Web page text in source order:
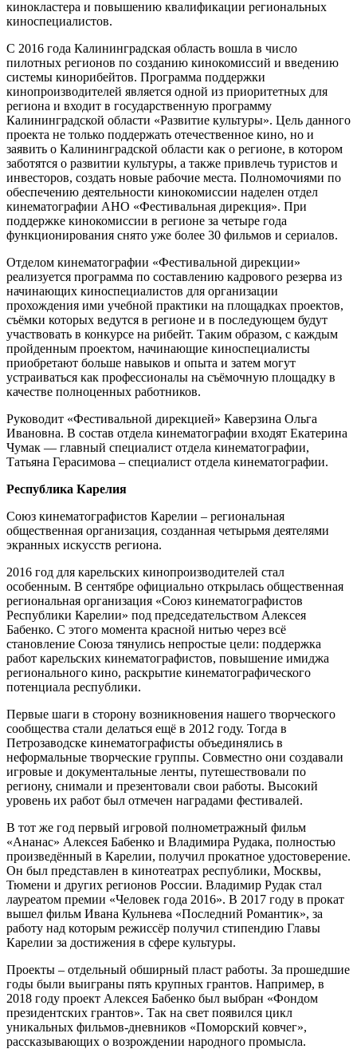
кинокластера и повышению квалификации региональных
киноспециалистов.
С 2016 года Калининградская область вошла в число
пилотных регионов по созданию кинокомиссий и введению
системы кинорибейтов. Программа поддержки
кинопроизводителей является одной из приоритетных для
региона и входит в государственную программу
Калининградской области «Развитие культуры». Цель данного
проекта не только поддержать отечественное кино, но и
заявить о Калининградской области как о регионе, в котором
заботятся о развитии культуры, а также привлечь туристов и
инвесторов, создать новые рабочие места. Полномочиями по
обеспечению деятельности кинокомиссии наделен отдел
кинематографии АНО «Фестивальная дирекция». При
поддержке кинокомиссии в регионе за четыре года
функционирования снято уже более 30 фильмов и сериалов.
Отделом кинематографии «Фестивальной дирекции»
реализуется программа по составлению кадрового резерва из
начинающих киноспециалистов для организации
прохождения ими учебной практики на площадках проектов,
съёмки которых ведутся в регионе и в последующем будут
участвовать в конкурсе на рибейт. Таким образом, с каждым
пройденным проектом, начинающие киноспециалисты
приобретают больше навыков и опыта и затем могут
устраиваться как профессионалы на съёмочную площадку в
качестве полноценных работников.
Руководит «Фестивальной дирекцией» Каверзина Ольга
Ивановна. В состав отдела кинематографии входят Екатерина
Чумак — главный специалист отдела кинематографии,
Татьяна Герасимова – специалист отдела кинематографии.
Республика Карелия
Союз кинематографистов Карелии – региональная
общественная организация, созданная четырьмя деятелями
экранных искусств региона.
2016 год для карельских кинопроизводителей стал
особенным. В сентябре официально открылась общественная
региональная организация «Союз кинематографистов
Республики Карелии» под председательством Алексея
Бабенко. С этого момента красной нитью через всё
становление Союза тянулись непростые цели: поддержка
работ карельских кинематографистов, повышение имиджа
регионального кино, раскрытие кинематографического
потенциала республики.
Первые шаги в сторону возникновения нашего творческого
сообщества стали делаться ещё в 2012 году. Тогда в
Петрозаводске кинематографисты объединялись в
неформальные творческие группы. Совместно они создавали
игровые и документальные ленты, путешествовали по
региону, снимали и презентовали свои работы. Высокий
уровень их работ был отмечен наградами фестивалей.
В тот же год первый игровой полнометражный фильм
«Ананас» Алексея Бабенко и Владимира Рудака, полностью
произведённый в Карелии, получил прокатное удостоверение.
Он был представлен в кинотеатрах республики, Москвы,
Тюмени и других регионов России. Владимир Рудак стал
лауреатом премии «Человек года 2016». В 2017 году в прокат
вышел фильм Ивана Кульнева «Последний Романтик», за
работу над которым режиссёр получил стипендию Главы
Карелии за достижения в сфере культуры.
Проекты – отдельный обширный пласт работы. За прошедшие
годы были выиграны пять крупных грантов. Например, в
2018 году проект Алексея Бабенко был выбран «Фондом
президентских грантов». Так на свет появился цикл
уникальных фильмов-дневников «Поморский ковчег»,
рассказывающих о возрождении народного промысла.